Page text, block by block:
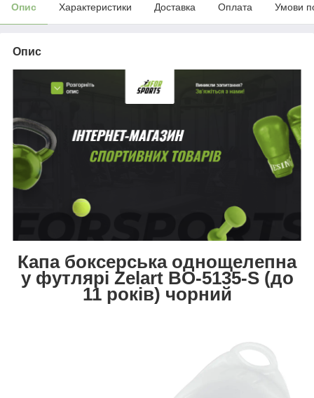
Опис Характеристики Доставка Оплата Умови
Опис
Капа боксерська однощелепна
у футлярі Zelart BO-5135-S (до
11 років) чорний